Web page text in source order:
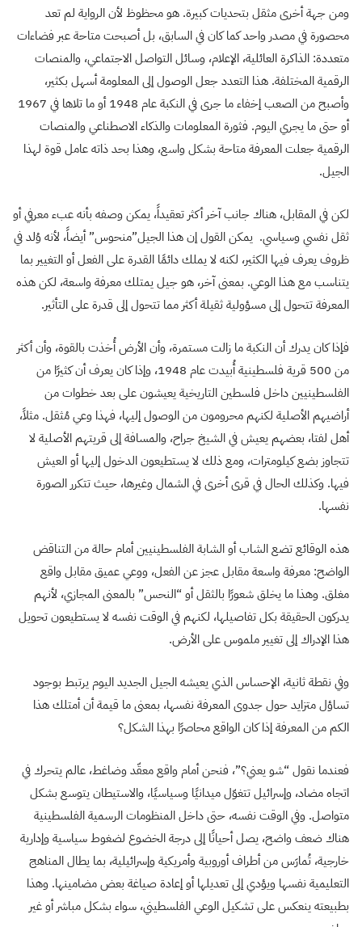
ومن جهة أخرى مثقل بتحديات كبيرة. هو محظوظ لأن الرواية لم تعد
محصورة في مصدر واحد كما كان في السابق، بل أصبحت متاحة عبر فضاءات
متعددة: الذاكرة العائلية، الإعلام، وسائل التواصل الاجتماعي، والمنصات
الرقمية المختلفة. هذا التعدد جعل الوصول إلى المعلومة أسهل بكثير،
وأصبح من الصعب إخفاء ما جرى في النكبة عام 1948 أو ما تلاها في 1967
أو حتى ما يجري اليوم. فثورة المعلومات والذكاء الاصطناعي والمنصات
الرقمية جعلت المعرفة متاحة بشكل واسع، وهذا بحد ذاته عامل قوة لهذا
الجيل.
لكن في المقابل، هناك جانب آخر أكثر تعقيداً، يمكن وصفه بأنه عبء معرفي أو
ثقل نفسي وسياسي. يمكن القول إن هذا الجيل”منحوس” أيضاً، لأنه وُلد في
ظروف يعرف فيها الكثير، لكنه لا يملك دائمًا القدرة على الفعل أو التغيير بما
يتناسب مع هذا الوعي. بمعنى آخر، هو جيل يمتلك معرفة واسعة، لكن هذه
المعرفة تتحول إلى مسؤولية ثقيلة أكثر مما تتحول إلى قدرة على التأثير.
فإذا كان يدرك أن النكبة ما زالت مستمرة، وأن الأرض أُخذت بالقوة، وأن أكثر
من 500 قرية فلسطينية أُبيدت عام 1948، وإذا كان يعرف أن كثيرًا من
الفلسطينيين داخل فلسطين التاريخية يعيشون على بعد خطوات من
أراضيهم الأصلية لكنهم محرومون من الوصول إليها، فهذا وعي مُثقل. مثلاً،
أهل لفتا، بعضهم يعيش في الشيخ جراح، والمسافة إلى قريتهم الأصلية لا
تتجاوز بضع كيلومترات، ومع ذلك لا يستطيعون الدخول إليها أو العيش
فيها. وكذلك الحال في قرى أخرى في الشمال وغيرها، حيث تتكرر الصورة
نفسها.
هذه الوقائع تضع الشاب أو الشابة الفلسطينيين أمام حالة من التناقض
الواضح: معرفة واسعة مقابل عجز عن الفعل، ووعي عميق مقابل واقع
مغلق. وهذا ما يخلق شعورًا بالثقل أو “النحس” بالمعنى المجازي، لأنهم
يدركون الحقيقة بكل تفاصيلها، لكنهم في الوقت نفسه لا يستطيعون تحويل
هذا الإدراك إلى تغيير ملموس على الأرض.
وفي نقطة ثانية، الإحساس الذي يعيشه الجيل الجديد اليوم يرتبط بوجود
تساؤل متزايد حول جدوى المعرفة نفسها، بمعنى ما قيمة أن أمتلك هذا
الكم من المعرفة إذا كان الواقع محاصرًا بهذا الشكل؟
فعندما نقول “شو يعني؟”، فنحن أمام واقع معقّد وضاغط، عالم يتحرك في
اتجاه مضاد، وإسرائيل تتغوّل ميدانيًا وسياسيًا، والاستيطان يتوسع بشكل
متواصل. وفي الوقت نفسه، حتى داخل المنظومات الرسمية الفلسطينية
هناك ضعف واضح، يصل أحيانًا إلى درجة الخضوع لضغوط سياسية وإدارية
خارجية، تُمارَس من أطراف أوروبية وأمريكية وإسرائيلية، بما يطال المناهج
التعليمية نفسها ويؤدي إلى تعديلها أو إعادة صياغة بعض مضامينها. وهذا
بطبيعته ينعكس على تشكيل الوعي الفلسطيني، سواء بشكل مباشر أو غير